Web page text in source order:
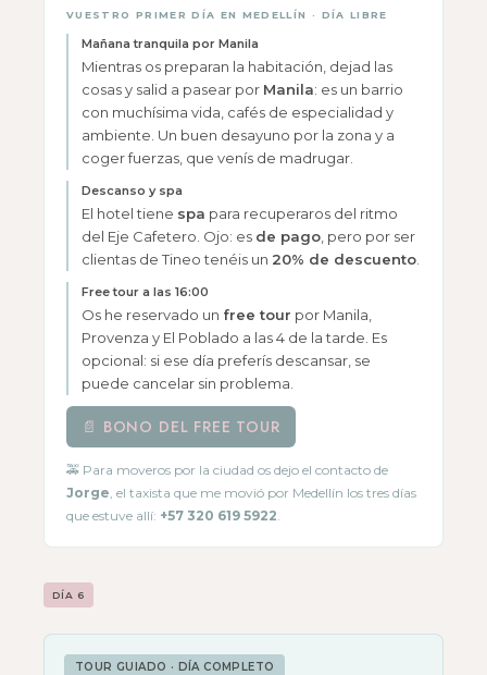
VUESTRO PRIMER DÍA EN MEDELLÍN · DÍA LIBRE
Mañana tranquila por Manila
Mientras os preparan la habitación, dejad las
cosas y salid a pasear por Manila: es un barrio
con muchísima vida, cafés de especialidad y
ambiente. Un buen desayuno por la zona y a
coger fuerzas, que venís de madrugar.
Descanso y spa
El hotel tiene spa para recuperaros del ritmo
del Eje Cafetero. Ojo: es de pago , pero por ser
clientas de Tineo tenéis un 20% de descuento
Free tour a las 16:00
Os he reservado un free tour por Manila,
Provenza y El Poblado a las 4 de la tarde. Es
opcional: si ese día preferís descansar, se
puede cancelar sin problema.
📄 BONO DEL FREE TOUR
🚕 Para moveros por la ciudad os dejo el contacto de
Jorge , el taxista que me movió por Medellín los tres días
que estuve allí: +57 320 619 5922
DÍA 6
TOUR GUIADO · DÍA COMPLETO